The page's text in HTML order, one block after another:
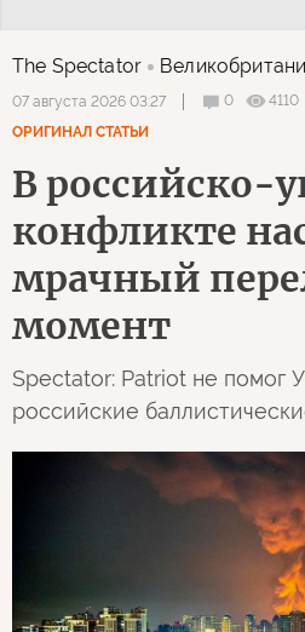
The Spectator
07 августа 2026 03:27 0
4110
ОРИГИНАЛ СТАТЬИ
В российско-
конфликте
мрачный
момент
Spectator: Patriot не помог
российские